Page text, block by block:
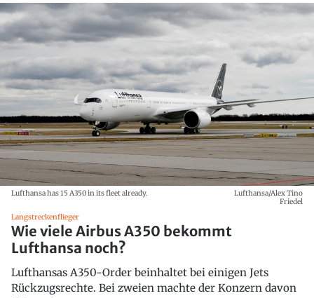
Lufthansa has 15 A350 in its fleet already.
Lufthansa/Alex Tino
Friedel
Langstreckenflieger
Wie viele Airbus A350 bekommt
Lufthansa noch?
Lufthansas A350-Order beinhaltet bei einigen Jets
Rückzugsrechte. Bei zweien machte der Konzern davon